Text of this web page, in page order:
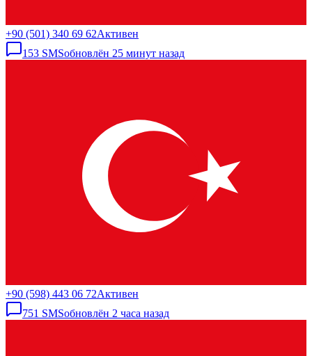
+90 (501) 340 69 62Активен
153 SMSобновлён 25 минут назад
+90 (598) 443 06 72Активен
751 SMSобновлён 2 часа назад